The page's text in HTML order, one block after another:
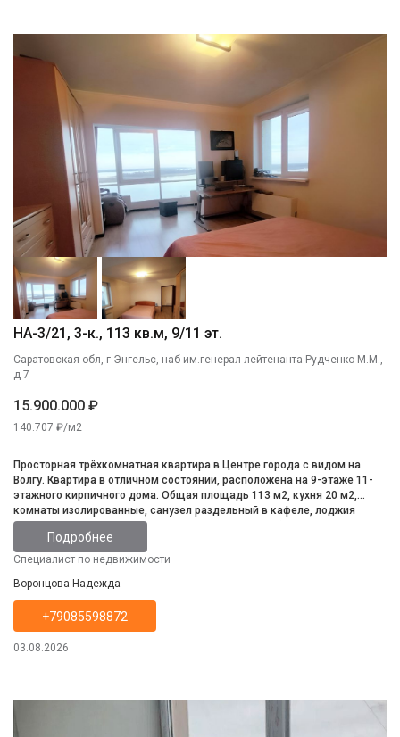
НА-3/21, 3-к., 113 кв.м, 9/11 эт.
Саратовская обл, г Энгельс, наб им.генерал-лейтенанта Рудченко М.М.,
д 7
15.900.000 ₽
140.707 ₽/м2
Просторная трёхкомнатная квартира в Центре города с видом на
Волгу. Квартира в отличном состоянии, расположена на 9-этаже 11-
этажного кирпичного дома. Общая площадь 113 м2, кухня 20 м2,
комнаты изолированные, санузел раздельный в кафеле, лоджия
застеклена. Инфратруктура развита, всё в шаговой доступности.
Подробнее
Специалист по недвижимости
Воронцова Надежда
+79085598872
03.08.2026